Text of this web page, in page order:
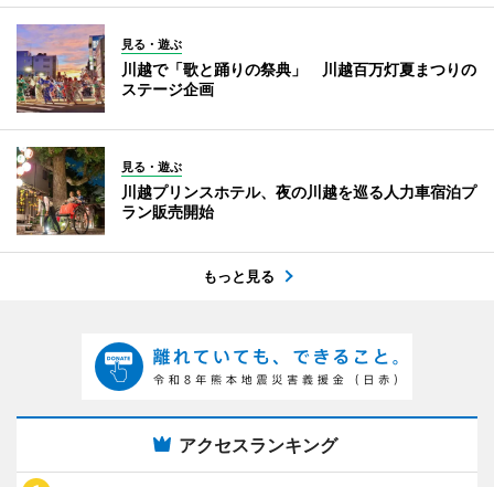
見る・遊ぶ
川越で「歌と踊りの祭典」 川越百万灯夏まつりの
ステージ企画
見る・遊ぶ
川越プリンスホテル、夜の川越を巡る人力車宿泊プ
ラン販売開始
もっと見る
アクセスランキング